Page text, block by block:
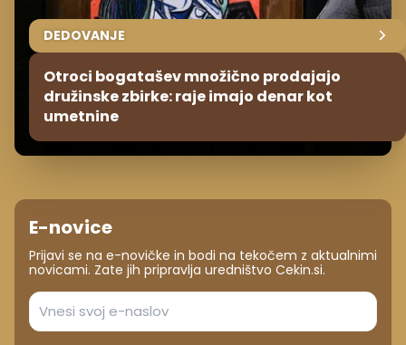
DEDOVANJE
Otroci bogatašev množično prodajajo
družinske zbirke: raje imajo denar kot
umetnine
E-novice
Prijavi se na e-novičke in bodi na tekočem z aktualnimi
novicami. Zate jih pripravlja uredništvo Cekin.si.